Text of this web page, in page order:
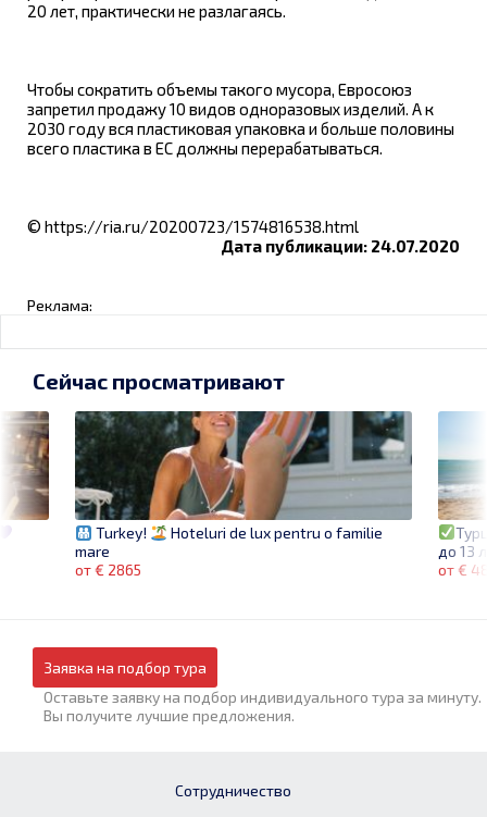
20 лет, практически не разлагаясь.
Чтобы сократить объемы такого мусора, Евросоюз
запретил продажу 10 видов одноразовых изделий. А к
2030 году вся пластиковая упаковка и больше половины
всего пластика в ЕС должны перерабатываться.
© https://ria.ru/20200723/1574816538.html
Дата публикации: 24.07.2020
Реклама:
до 13
от €
Сейчас просматривают
Turkey!
Hoteluri de lux pentru o familie
mare
от € 2865
Заявка на подбор тура
Оставьте заявку на подбор индивидуального тура за минуту.
Вы получите лучшие предложения.
Сотрудничество